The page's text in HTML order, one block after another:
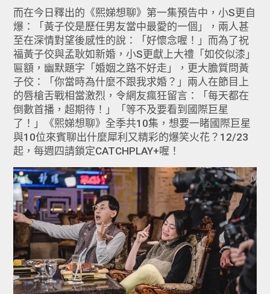
而在今日釋出的《熙娣想聊》第一集預告中，小S更自
爆：「黃子佼是歷任男友當中最愛的一個」，兩人甚
至在深情對望後感性的說：「好懷念喔！」而為了祝
福黃子佼與孟耿如新婚，小S更獻上大禮「如佼似漆」
匾額，幽默題字「婚姻之路不好走」，更大膽質問黃
子佼：「你當時為什麼不跟我求婚？」兩人在節目上
的唇槍舌戰相當激烈，令網友瘋狂留言：「每天都在
倒數首播，超期待！」「等不及要看到國際巨星
了！」《熙娣想聊》全季共10集，想要一睹國際巨星
與10位來賓聊出什麼犀利又精彩的爆笑火花？12/23
起，每週四請鎖定CATCHPLAY+喔！